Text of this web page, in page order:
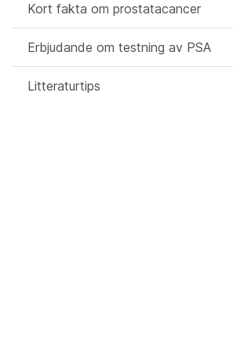
Kort fakta om prostatacancer
Erbjudande om testning av PSA
Litteraturtips